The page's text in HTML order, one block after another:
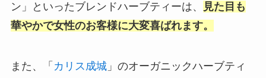
ン」といったブレンドハーブティーは、
見た目も
華やかで女性のお客様に大変喜ばれます。
また、「 カリス成城」のオーガニックハーブティ